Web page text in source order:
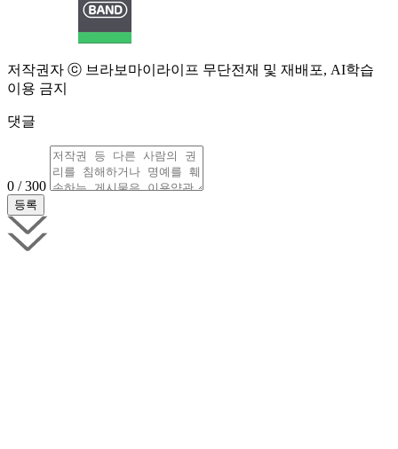
저작권자 ⓒ 브라보마이라이프 무단전재 및 재배포, AI학습
이용 금지
댓글
0 / 300